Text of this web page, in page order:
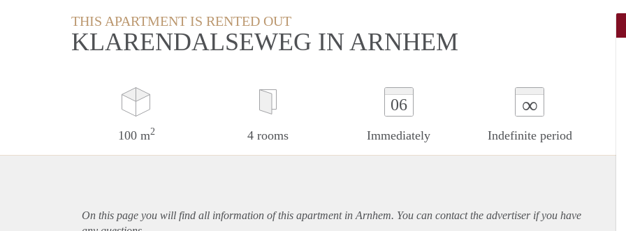
THIS APARTMENT IS RENTED OUT
KLARENDALSEWEG IN ARNHEM
100 m2 4 rooms
06
Immediately
∞
Indefinite period
On this page you will find all information of this apartmentin Arnhem. You can contact the advertiser if you have